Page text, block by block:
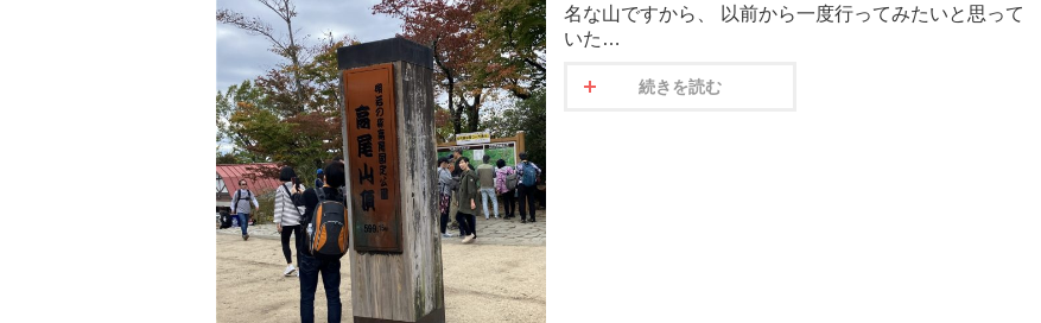
名な山ですから、 以前から一度行ってみたいと思って
いた…
続きを読む